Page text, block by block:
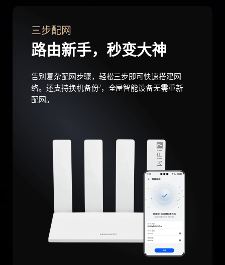
三步配网
路由新手， 秒变大神
告别复杂配网步骤，轻松三步即可快速搭⁠建网
络。还支持换机备份7， 全屋智能设⁠备无需重新
配网。